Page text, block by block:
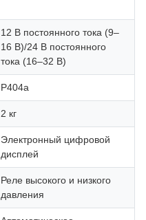
12 В постоянного тока (9–
16 В)/24 В постоянного
тока (16–32 В)
Р404а
2 кг
Электронный цифровой
дисплей
Реле высокого и низкого
давления